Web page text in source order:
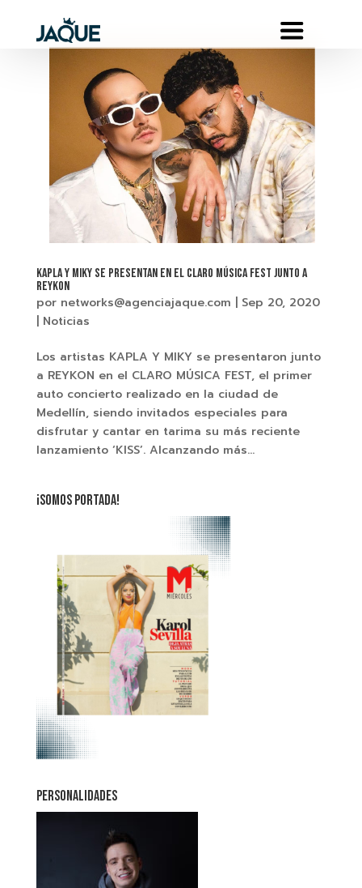
KAPLA Y MIKY SE PRESENTAN EN EL CLARO MÚSICA FEST JUNTO A
REYKON
por networks@agenciajaque.com
Sep 20, 2020
Noticias
Los artistas KAPLA Y MIKY se presentaron junto
a REYKON en el CLARO MÚSICA FEST, el primer
auto concierto realizado en la ciudad de
Medellín, siendo invitados especiales para
disfrutar y cantar en tarima su más reciente
lanzamiento ‘KISS’. Alcanzando más...
¡SOMOS PORTADA!
PERSONALIDADES